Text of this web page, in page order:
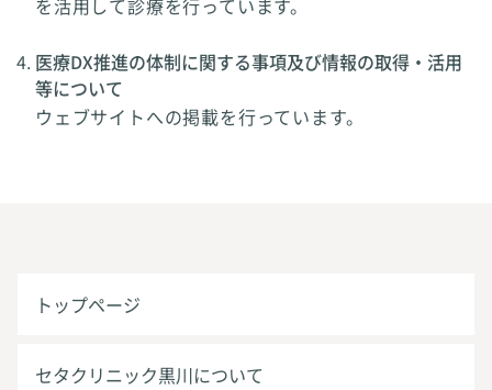
を活用して診療を行っています。
医療DX推進の体制に関する事項及び情報の取得・活用
等について
ウェブサイトへの掲載を行っています。
トップページ
セタクリニック黒川について